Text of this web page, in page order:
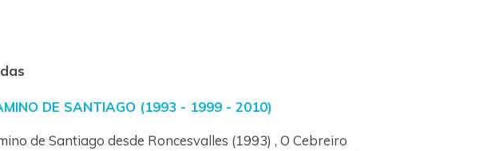
DE SANTIAGO (1993 - 1999 - 2010)
de Santiago desde Roncesvalles (1993) , O Cebreiro